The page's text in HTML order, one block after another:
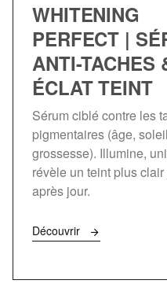
WHITENING
PERFECT |
ANTI-TACHES
ÉCLAT TEINT
Sérum ciblé contre les
pigmentaires (âge,
grossesse). Illumine,
révèle un teint plus
après jour.
Découvrir